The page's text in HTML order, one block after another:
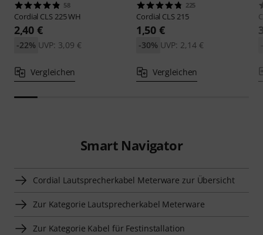
58
Cordial CLS 225 WH
2,40 €
UVP: 3,09 €
-22%
Vergleichen
225
Cordial CLS 215
1,50 €
UVP: 2,14 €
-30%
Vergleichen
Smart Navigator
Cordial Lautsprecherkabel Meterware zur Übersicht
Zur Kategorie Lautsprecherkabel Meterware
Zur Kategorie Kabel für Festinstallation